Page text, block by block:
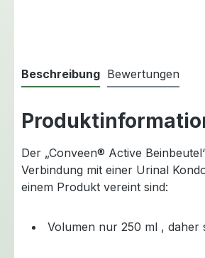
Beschreibung Bewertungen
Der „Conveen® Active
Verbindung mit einer Urinal
einem Produkt vereint sind:
Volumen nur 250 ml ,